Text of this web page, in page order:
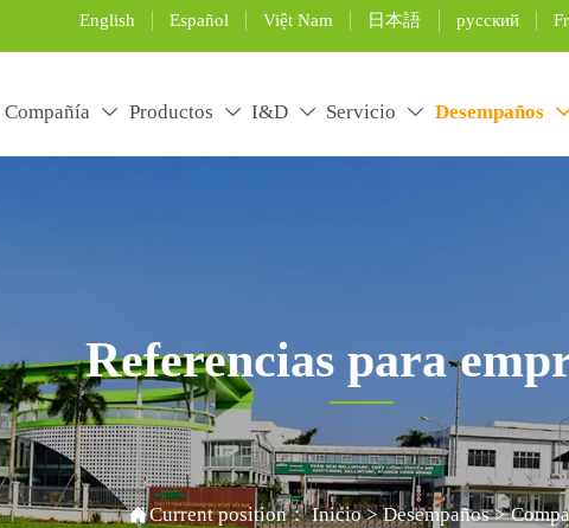
English Español Việt Nam 日本語 русский
Compañía  Productos  I&D  Servicio  Desempaños
Referencias para
of artificial grass installation and maintenance, and use
Current position：Inicio>Desempaños>